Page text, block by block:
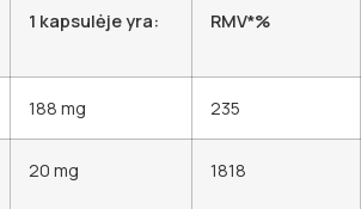
1 kapsulėje yra: RMV*%
188 mg 235
20 mg 1818